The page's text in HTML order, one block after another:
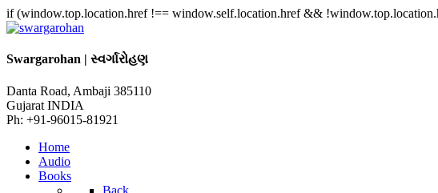
if (window.top.location.href !== window.self.location.href &&
Swargarohan | સ્વર્ગારોહણ
Danta Road, Ambaji 385110
Gujarat INDIA
Ph: +91-96015-81921
Home
Audio
Books
Back